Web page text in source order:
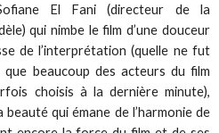
El Fani (directeur de la
qui nimbe le film d’une douceur
de l’interprétation (quelle ne fut
que beaucoup des acteurs du film
choisis à la dernière minute),
beauté qui émane de l’harmonie de